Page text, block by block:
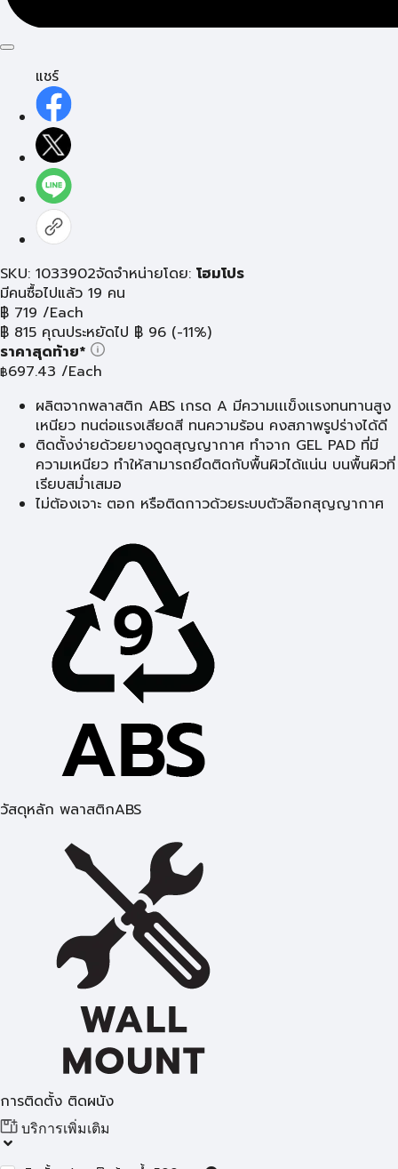
แชร์
SKU: 1033902จัดจำหน่ายโดย: โฮมโปร
มีคนซื้อไปแล้ว 19 คน
฿ 719 /Each
฿ 815 คุณประหยัดไป ฿ 96 (-11%)
ราคาสุดท้าย*
฿697.43 /Each
ผลิตจากพลาสติก ABS เกรด A มีความเเเข็งเเรงทนทานสูง
เหนียว ทนต่อแรงเสียดสี ทนความร้อน คงสภาพรูปร่างได้ดี
ติดตั้งง่ายด้วยยางดูดสุญญากาศ ทำจาก GEL PAD ที่มี
ความเหนียว ทำให้สามารถยึดติดกับพื้นผิวได้แน่น บนพื้นผิวที่
เรียบสม่ำเสมอ
ไม่ต้องเจาะ ตอก หรือติดกาวด้วยระบบตัวล๊อกสุญญากาศ
วัสดุหลัก พลาสติกABS
การติดตั้ง ติดผนัง
บริการเพิ่มเติม